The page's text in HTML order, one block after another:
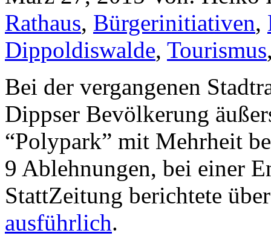
Rathaus, Bürgerinitiativen,
Dippoldiswalde, Tourismus
Bei der vergangenen
Dippser Bevölkerung
“Polypark” mit Mehrheit
9 Ablehnungen, bei einer
StattZeitung berichtete
ausführlich.